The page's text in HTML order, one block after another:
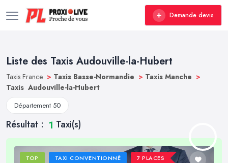
Demande devis
Liste des Taxis Audouville-la-Hubert
Taxis France > Taxis Basse-Normandie > Taxis Manche >
Taxis Audouville-la-Hubert
Département 50
Résultat : 1 Taxi(s)
TOP TAXI CONVENTIONNÉ 7 PLACES